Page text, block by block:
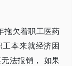
拖欠着职工医药
本来就经济困
法报销， 如果